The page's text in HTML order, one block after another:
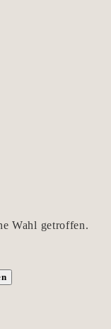
Wahl getroffen.